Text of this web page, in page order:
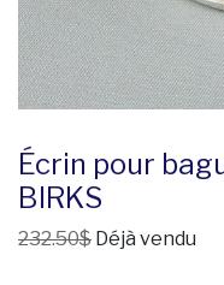
Écrin pour
BIRKS
232.50$ Déjà vendu